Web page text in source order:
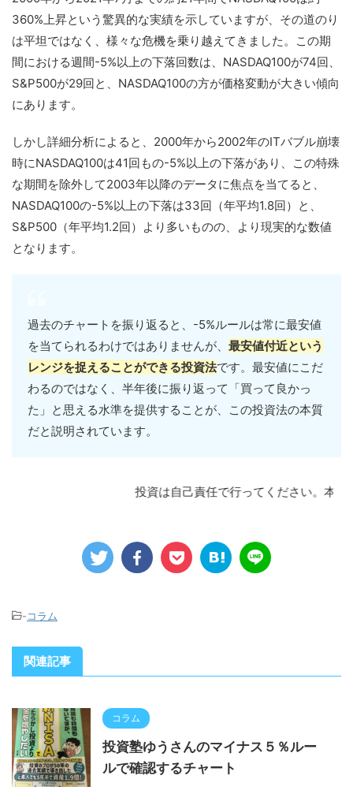
360%上昇という驚異的な実績を示していますが、その道のり
は平坦ではなく、様々な危機を乗り越えてきました。この期
間における週間-5%以上の下落回数は、NASDAQ100が74回、
S&P500が29回と、NASDAQ100の方が価格変動が大きい傾向
にあります。
しかし詳細分析によると、2000年から2002年のITバブル崩壊
時にNASDAQ100は41回もの-5%以上の下落があり、この特殊
な期間を除外して2003年以降のデータに焦点を当てると、
NASDAQ100の-5%以上の下落は33回（年平均1.8回）と、
S&P500（年平均1.2回）より多いものの、より現実的な数値
となります。
過去のチャートを振り返ると、-5%ルールは常に最安値
を当てられるわけではありませんが、 最安値付近という
レンジを捉えることができる投資法です。最安値にこだ
わるのではなく、半年後に振り返って「買って良かっ
た」と思える水準を提供することが、この投資法の本質
だと説明されています。
投資は自己責任で行ってください。本記事
-コラム
関連記事
コラム
投資塾ゆうさんのマイナス５％ルー
ルで確認するチャート